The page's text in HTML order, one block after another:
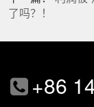
了吗？！
+86